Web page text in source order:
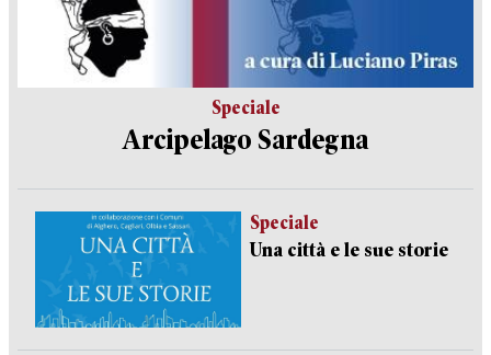
Speciale
Arcipelago Sardegna
Speciale
Una città e le sue storie